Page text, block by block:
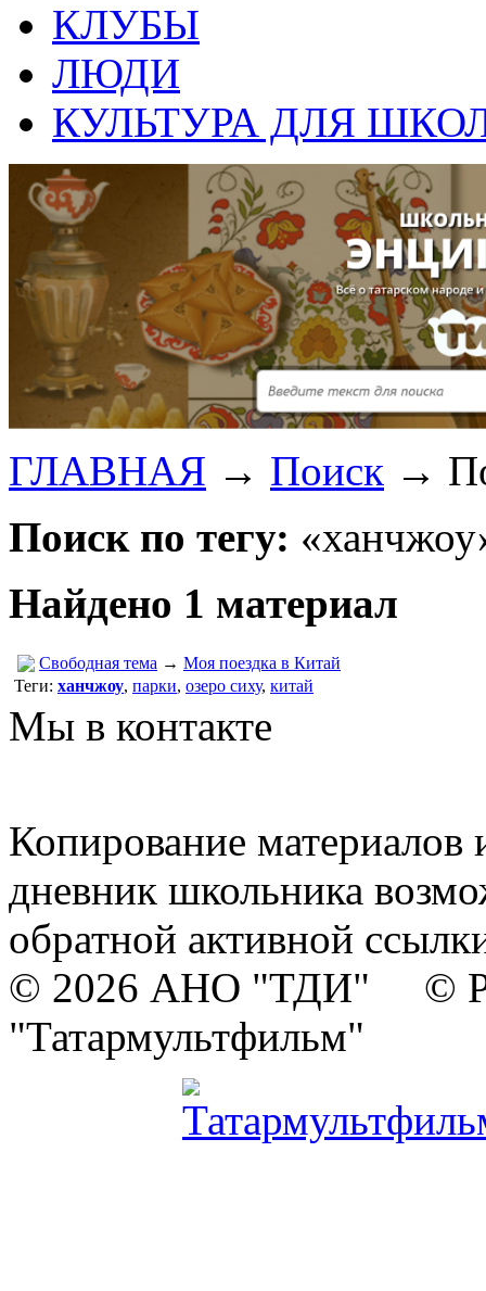
КЛУБЫ
ЛЮДИ
КУЛЬТУРА ДЛЯ
ГЛАВНАЯ → Поиск →
Поиск по тегу:
Найдено 1 материал
Свободная тема → Моя поездка в Китай
Теги: ханчжоу, парки, озеро сиху, китай
Мы в контакте
Копирование материалов
дневник школьника
обратной активной
© 2026 АНО "ТДИ" ©
"Татармультфильм"